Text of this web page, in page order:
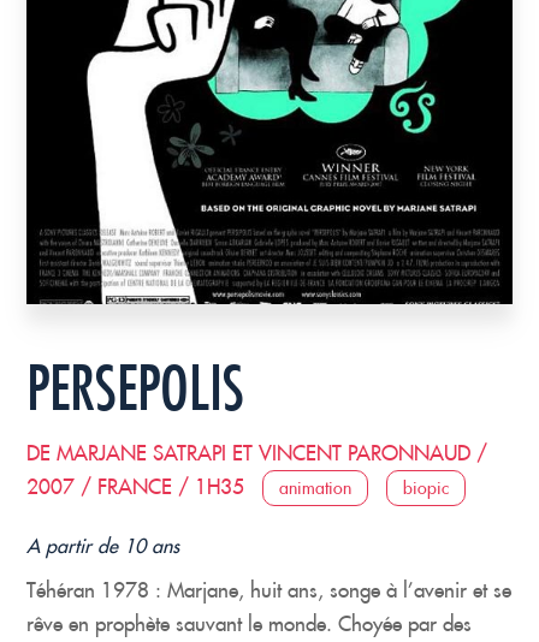
PERSEPOLIS
DE MARJANE SATRAPI ET VINCENT PARONNAUD /
2007 / FRANCE / 1H35
animation biopic
A partir de 10 ans
Téhéran 1978 : Marjane, huit ans, songe à l’avenir et se
rêve en prophète sauvant le monde. Choyée par des